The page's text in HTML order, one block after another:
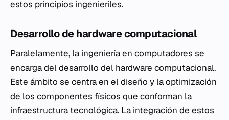
estos principios ingenieriles.
Desarrollo de hardware computacional
Paralelamente, la ingeniería en computadores se
encarga del desarrollo del hardware computacional.
Este ámbito se centra en el diseño y la optimización
de los componentes físicos que conforman la
infraestructura tecnológica. La integración de estos